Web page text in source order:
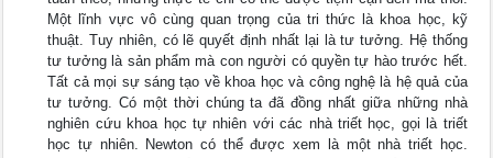
Một lĩnh vực vô cùng quan trọng của tri thức là khoa học, kỹ
thuật. Tuy nhiên, có lẽ quyết định nhất lại là tư tưởng. Hệ thống
tư tưởng là sản phẩm mà con người có quyền tự hào trước hết.
Tất cả mọi sự sáng tạo về khoa học và công nghệ là hệ quả của
tư tưởng. Có một thời chúng ta đã đồng nhất giữa những nhà
nghiên cứu khoa học tự nhiên với các nhà triết học, gọi là triết
học tự nhiên. Newton có thể được xem là một nhà triết học.